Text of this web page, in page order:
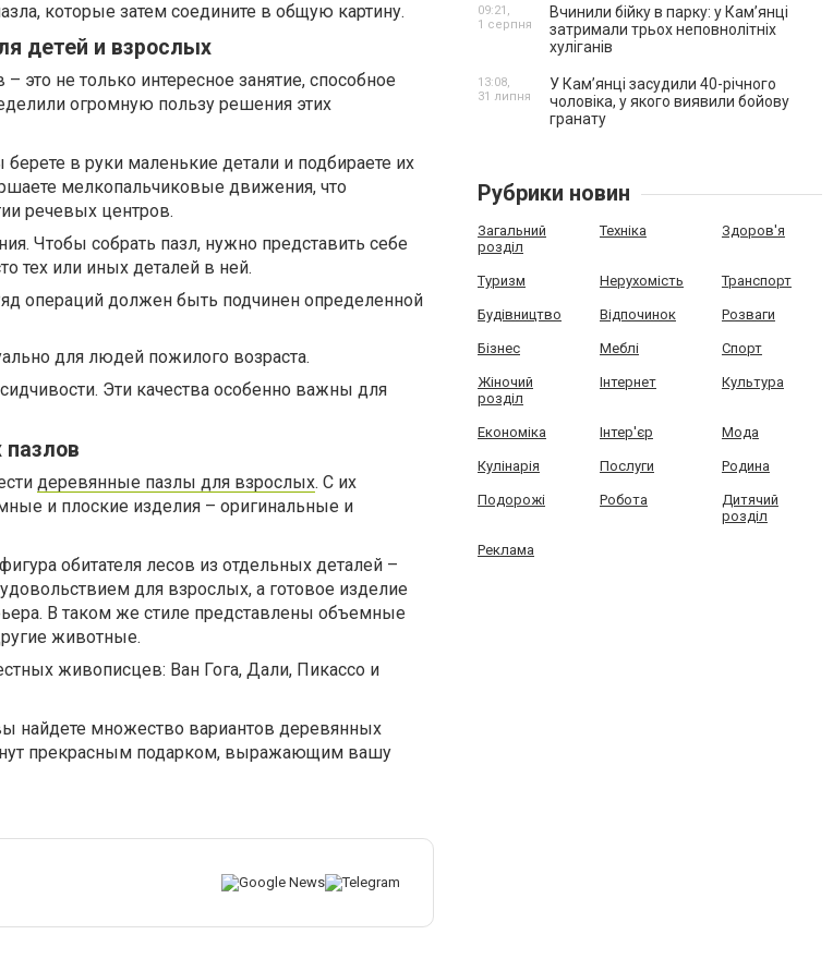
которые затем соедините в общую картину.
детей и взрослых
не только интересное занятие, способное
огромную пользу решения этих
в руки маленькие детали и подбираете их
мелкопальчиковые движения, что
речевых центров.
Чтобы собрать пазл, нужно представить себе
тех или иных деталей в ней.
операций должен быть подчинен определенной
для людей пожилого возраста.
Эти качества особенно важны для
деревянные пазлы для взрослых. С их
и плоские изделия – оригинальные и
обитателя лесов из отдельных деталей –
для взрослых, а готовое изделие
В таком же стиле представлены объемные
животные.
живописцев: Ван Гога, Дали, Пикассо и
найдете множество вариантов деревянных
прекрасным подарком, выражающим вашу
Вчинили бійку в парку: у Кам’янці
затримали трьох неповнолітніх
хуліганів
09:21,
1 серпня
У Камʼянці засудили 40-річного
чоловіка, у якого виявили бойову
гранату
13:08,
31 липня
Рубрики новин
Загальний
розділ
Техніка Здоров'я
Туризм Нерухомість Транспорт
Будівництво Відпочинок Розваги
Бізнес Меблі Спорт
Жіночий
розділ
Інтернет Культура
Економіка Інтер'єр Мода
Кулінарія Послуги Родина
Подорожі Робота
Дитячий
розділ
Реклама